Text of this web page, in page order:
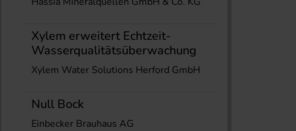
Xylem erweitert Echtzeit-
Wasserqualitätsüberwachung
Xylem Water Solutions Herford GmbH
Null Bock
Einbecker Brauhaus AG